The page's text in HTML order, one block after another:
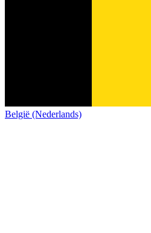
België (Nederlands)